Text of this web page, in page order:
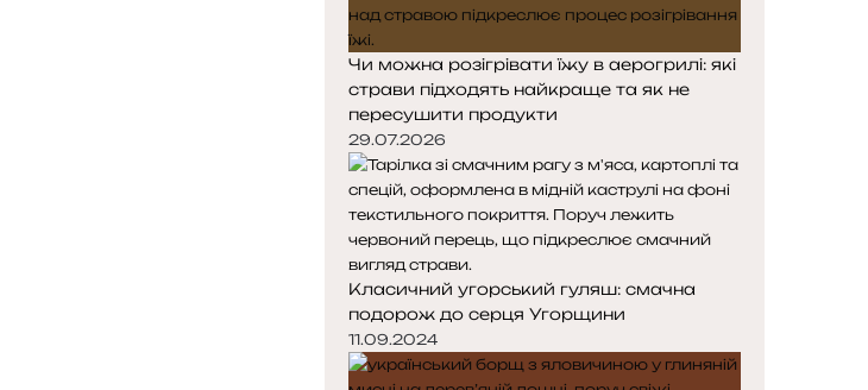
Чи можна розігрівати їжу в аерогрилі: які
страви підходять найкраще та як не
пересушити продукти
29.07.2026
Класичний угорський гуляш: смачна
подорож до серця Угорщини
11.09.2024